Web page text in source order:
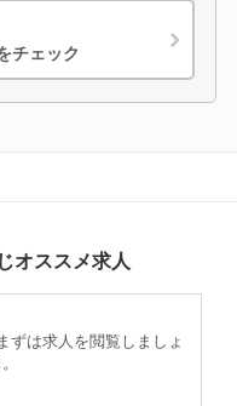
チェック
オススメ求人
ずは求人を閲覧しましょ